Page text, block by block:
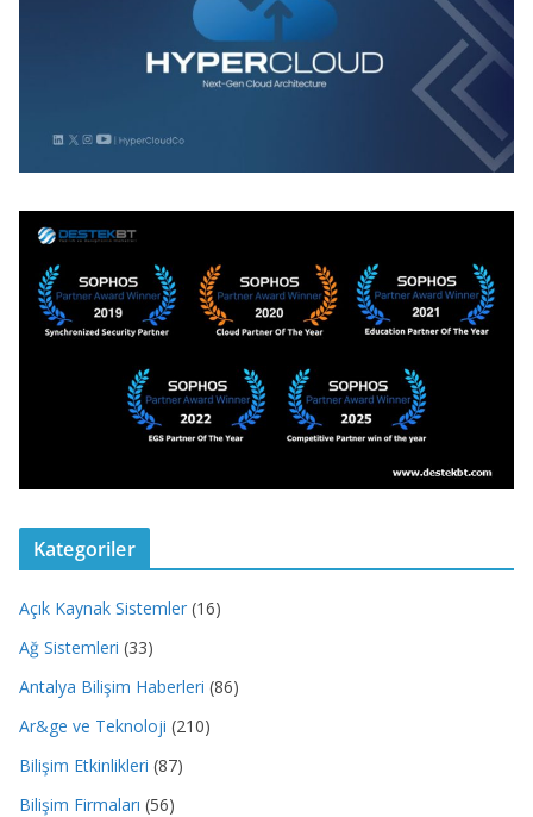
Kategoriler
Açık Kaynak Sistemler (16)
Ağ Sistemleri (33)
Antalya Bilişim Haberleri (86)
Ar&ge ve Teknoloji (210)
Bilişim Etkinlikleri (87)
Bilişim Firmaları (56)